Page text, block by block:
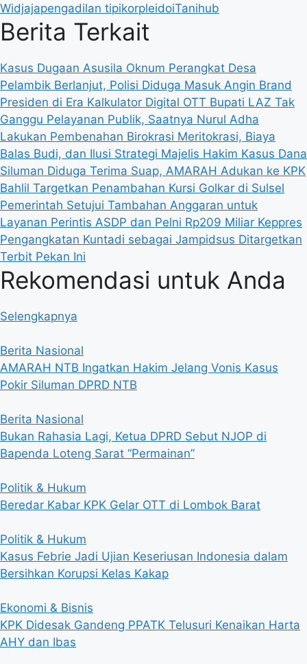
Widjajapengadilan tipikorpleidoiTanihub
Berita Terkait
Kasus Dugaan Asusila Oknum Perangkat Desa
Pelambik Berlanjut, Polisi Diduga Masuk Angin Brand
Presiden di Era Kalkulator Digital OTT Bupati LAZ Tak
Ganggu Pelayanan Publik, Saatnya Nurul Adha
Lakukan Pembenahan Birokrasi Meritokrasi, Biaya
Balas Budi, dan Ilusi Strategi Majelis Hakim Kasus Dana
Siluman Diduga Terima Suap, AMARAH Adukan ke KPK
Bahlil Targetkan Penambahan Kursi Golkar di Sulsel
Pemerintah Setujui Tambahan Anggaran untuk
Layanan Perintis ASDP dan Pelni Rp209 Miliar Keppres
Pengangkatan Kuntadi sebagai Jampidsus Ditargetkan
Terbit Pekan Ini
Rekomendasi untuk Anda
Selengkapnya
Berita Nasional
AMARAH NTB Ingatkan Hakim Jelang Vonis Kasus
Pokir Siluman DPRD NTB
Berita Nasional
Bukan Rahasia Lagi, Ketua DPRD Sebut NJOP di
Bapenda Loteng Sarat “Permainan”
Politik & Hukum
Beredar Kabar KPK Gelar OTT di Lombok Barat
Politik & Hukum
Kasus Febrie Jadi Ujian Keseriusan Indonesia dalam
Bersihkan Korupsi Kelas Kakap
Ekonomi & Bisnis
KPK Didesak Gandeng PPATK Telusuri Kenaikan Harta
AHY dan Ibas